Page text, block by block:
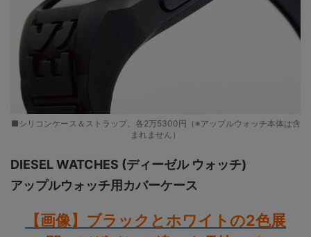
■シリコンケース＆ストラップ。各2万5300円（※アップルウォッチ本体は含
まれません）
DIESEL WATCHES (ディーゼル ウォッチ)
アップルウォッチ用カバーケース
【画像】ブラックとホワイトの2色展